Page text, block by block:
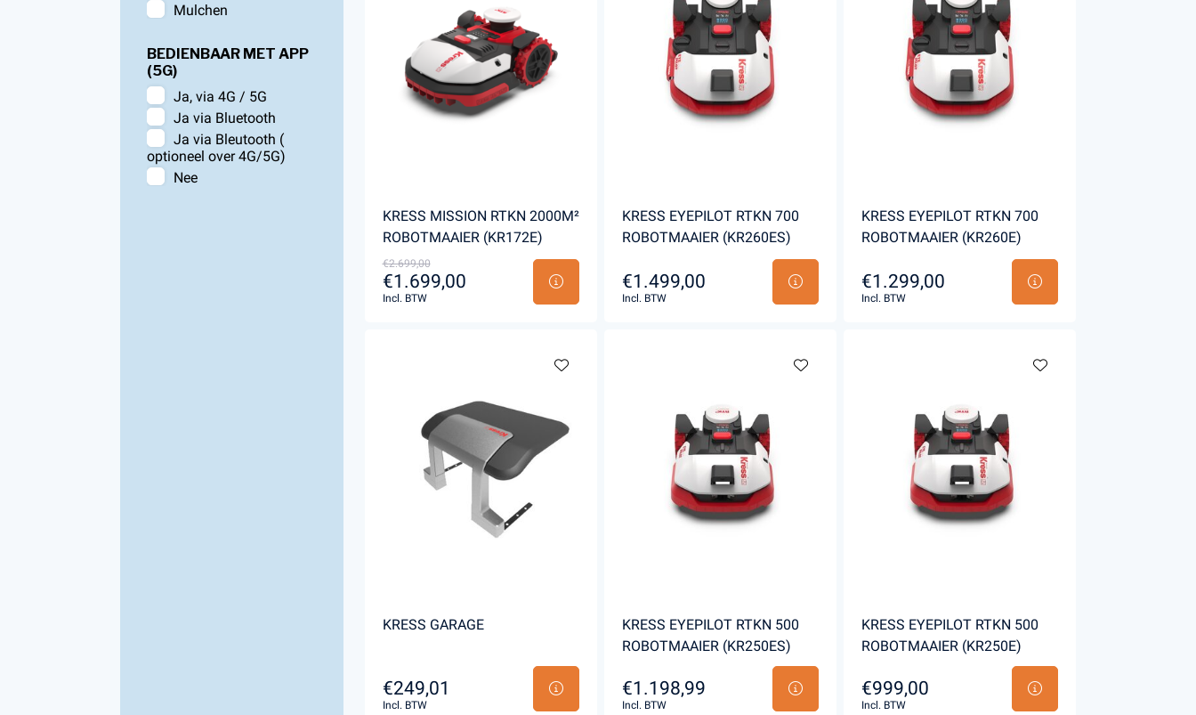
Mulchen
BEDIENBAAR MET APP
(5G)
Ja, via 4G / 5G
Ja via Bluetooth
Ja via Bleutooth (
optioneel over 4G/5G)
Nee
KRESS MISSION RTKN 2000M²
ROBOTMAAIER (KR172E)
€2.699,00
€1.699,00
Incl. BTW
KRESS EYEPILOT RTKN 700
ROBOTMAAIER (KR260ES)
€1.499,00
Incl. BTW
KRESS EYEPILOT RTKN 700
ROBOTMAAIER (KR260E)
€1.299,00
Incl. BTW
KRESS GARAGE
€249,01
Incl. BTW
KRESS EYEPILOT RTKN 500
ROBOTMAAIER (KR250ES)
€1.198,99
Incl. BTW
KRESS EYEPILOT RTKN 500
ROBOTMAAIER (KR250E)
€999,00
Incl. BTW